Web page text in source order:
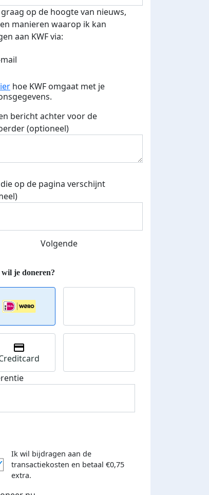
op de hoogte van nieuws,
manieren waarop ik kan
aan KWF via:
hoe KWF omgaat met je
bericht achter voor de
(optioneel)
op de pagina verschijnt
Volgende
Ik wil bijdragen aan de
transactiekosten en betaal €0,75
extra.